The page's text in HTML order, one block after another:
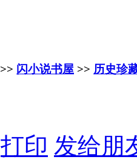
>> 闪小说书屋 >> 历史珍
打印 发给朋